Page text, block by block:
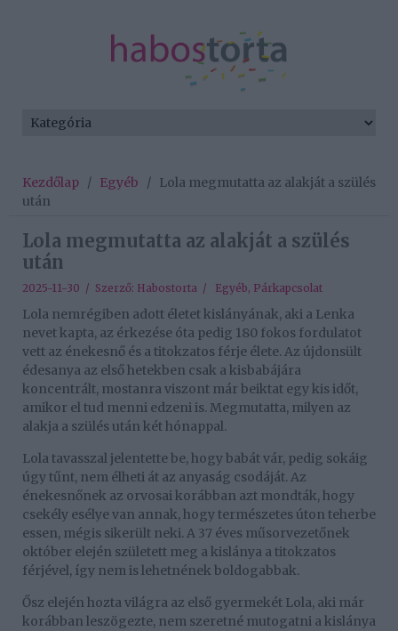
Kezdőlap / Egyéb / Lola megmutatta az alakját a szülés
után
Lola megmutatta az alakját a szülés
után
2025-11-30 / Szerző: Habostorta / Egyéb, Párkapcsolat
Lola nemrégiben adott életet kislányának, aki a Lenka
nevet kapta, az érkezése óta pedig 180 fokos fordulatot
vett az énekesnő és a titokzatos férje élete. Az újdonsült
édesanya az első hetekben csak a kisbabájára
koncentrált, mostanra viszont már beiktat egy kis időt,
amikor el tud menni edzeni is. Megmutatta, milyen az
alakja a szülés után két hónappal.
Lola tavasszal jelentette be, hogy babát vár, pedig sokáig
úgy tűnt, nem élheti át az anyaság csodáját. Az
énekesnőnek az orvosai korábban azt mondták, hogy
csekély esélye van annak, hogy természetes úton teherbe
essen, mégis sikerült neki. A 37 éves műsorvezetőnek
október elején született meg a kislánya a titokzatos
férjével, így nem is lehetnének boldogabbak.
Ősz elején hozta világra az első gyermekét Lola, aki már
korábban leszögezte, nem szeretné mutogatni a kislánya